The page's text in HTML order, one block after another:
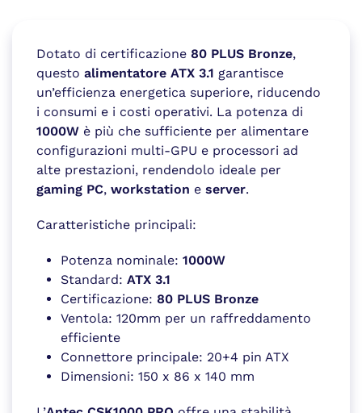
Dotato di certificazione 80 PLUS Bronze,
questo alimentatore ATX 3.1 garantisce
un’efficienza energetica superiore, riducendo
i consumi e i costi operativi. La potenza di
1000W è più che sufficiente per alimentare
configurazioni multi-GPU e processori ad
alte prestazioni, rendendolo ideale per
gaming PC, workstation e server.
Caratteristiche principali:
Potenza nominale: 1000W
Standard: ATX 3.1
Certificazione: 80 PLUS Bronze
Ventola: 120mm per un raffreddamento
efficiente
Connettore principale: 20+4 pin ATX
Dimensioni: 150 x 86 x 140 mm